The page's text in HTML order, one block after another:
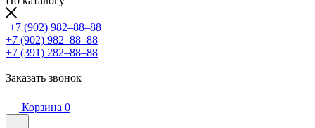
+7 (902) 982‒88‒88
+7 (902) 982‒88‒88
+7 (391) 282‒88‒88
Заказать звонок
Корзина 0